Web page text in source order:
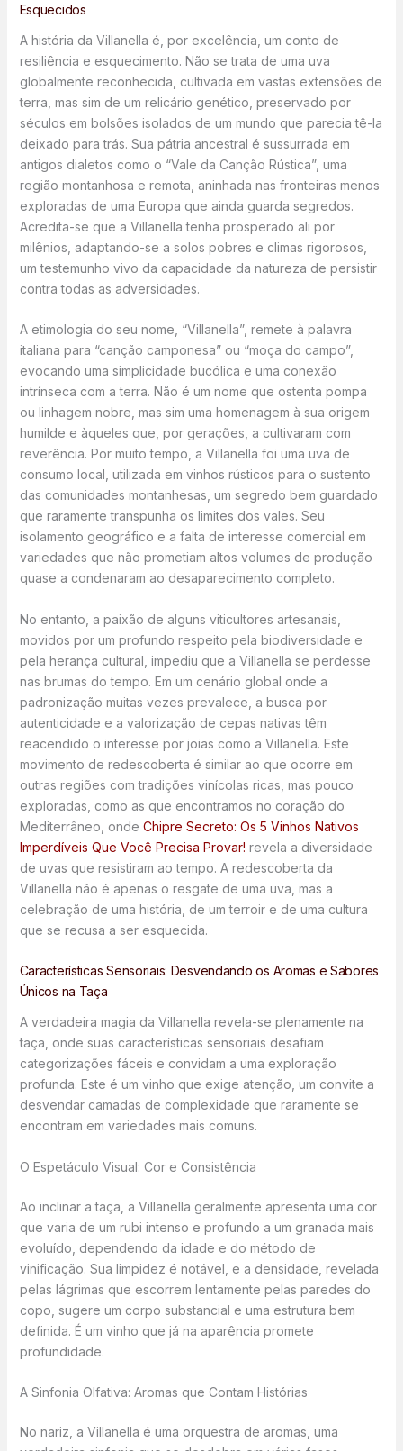
Esquecidos
A história da Villanella é, por excelência, um conto de
resiliência e esquecimento. Não se trata de uma uva
globalmente reconhecida, cultivada em vastas extensões de
terra, mas sim de um relicário genético, preservado por
séculos em bolsões isolados de um mundo que parecia tê-la
deixado para trás. Sua pátria ancestral é sussurrada em
antigos dialetos como o “Vale da Canção Rústica”, uma
região montanhosa e remota, aninhada nas fronteiras menos
exploradas de uma Europa que ainda guarda segredos.
Acredita-se que a Villanella tenha prosperado ali por
milênios, adaptando-se a solos pobres e climas rigorosos,
um testemunho vivo da capacidade da natureza de persistir
contra todas as adversidades.
A etimologia do seu nome, “Villanella”, remete à palavra
italiana para “canção camponesa” ou “moça do campo”,
evocando uma simplicidade bucólica e uma conexão
intrínseca com a terra. Não é um nome que ostenta pompa
ou linhagem nobre, mas sim uma homenagem à sua origem
humilde e àqueles que, por gerações, a cultivaram com
reverência. Por muito tempo, a Villanella foi uma uva de
consumo local, utilizada em vinhos rústicos para o sustento
das comunidades montanhesas, um segredo bem guardado
que raramente transpunha os limites dos vales. Seu
isolamento geográfico e a falta de interesse comercial em
variedades que não prometiam altos volumes de produção
quase a condenaram ao desaparecimento completo.
No entanto, a paixão de alguns viticultores artesanais,
movidos por um profundo respeito pela biodiversidade e
pela herança cultural, impediu que a Villanella se perdesse
nas brumas do tempo. Em um cenário global onde a
padronização muitas vezes prevalece, a busca por
autenticidade e a valorização de cepas nativas têm
reacendido o interesse por joias como a Villanella. Este
movimento de redescoberta é similar ao que ocorre em
outras regiões com tradições vinícolas ricas, mas pouco
exploradas, como as que encontramos no coração do
Mediterrâneo, onde Chipre Secreto: Os 5 Vinhos Nativos
Imperdíveis Que Você Precisa Provar! revela a diversidade
de uvas que resistiram ao tempo. A redescoberta da
Villanella não é apenas o resgate de uma uva, mas a
celebração de uma história, de um terroir e de uma cultura
que se recusa a ser esquecida.
Características Sensoriais: Desvendando os Aromas e Sabores
Únicos na Taça
A verdadeira magia da Villanella revela-se plenamente na
taça, onde suas características sensoriais desafiam
categorizações fáceis e convidam a uma exploração
profunda. Este é um vinho que exige atenção, um convite a
desvendar camadas de complexidade que raramente se
encontram em variedades mais comuns.
O Espetáculo Visual: Cor e Consistência
Ao inclinar a taça, a Villanella geralmente apresenta uma cor
que varia de um rubi intenso e profundo a um granada mais
evoluído, dependendo da idade e do método de
vinificação. Sua limpidez é notável, e a densidade, revelada
pelas lágrimas que escorrem lentamente pelas paredes do
copo, sugere um corpo substancial e uma estrutura bem
definida. É um vinho que já na aparência promete
profundidade.
A Sinfonia Olfativa: Aromas que Contam Histórias
No nariz, a Villanella é uma orquestra de aromas, uma